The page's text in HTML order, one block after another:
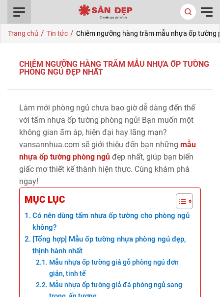
Trang chủ / Tin tức / Chiêm ngưỡng hàng trăm mẫu nhựa ốp tường
CHIÊM NGƯỠNG HÀNG TRĂM MẪU NHỰA ỐP TƯỜNG
PHÒNG NGỦ ĐẸP NHẤT
Làm mới phòng ngủ chưa bao giờ dễ dàng đến thế
với tấm nhựa ốp tường phòng ngủ! Bạn muốn một
không gian ấm áp, hiện đại hay lãng mạn?
vansannhua.com sẽ giới thiệu đến bạn những mẫu
nhựa ốp tường phòng ngủ đẹp nhất, giúp bạn biến
giấc mơ thiết kế thành hiện thực. Cùng khám phá
ngay!
MỤC LỤC
Có nên dùng tấm nhưa ốp tường cho phòng ngủ
không?
[Tổng hợp] Mẫu ốp tường nhựa phòng ngủ đẹp,
thịnh hành nhất
Mẫu nhựa ốp tường giả gỗ phòng ngủ đơn
giản, tinh tế
Mẫu nhựa ốp tường giả đá phòng ngủ sang